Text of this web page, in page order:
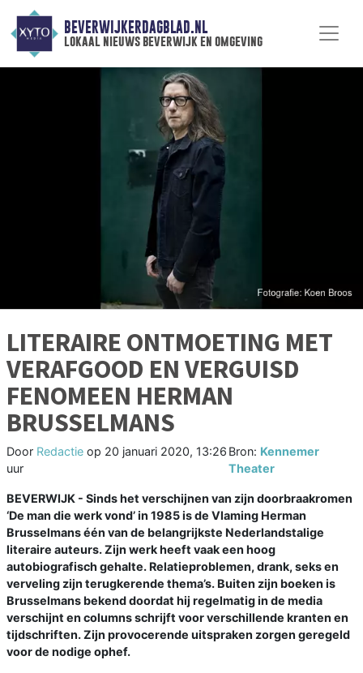
BEVERWIJKERDAGBLAD.NL
lokaal nieuws beverwijk en omgeving
LITERAIRE ONTMOETING MET
VERAFGOOD EN VERGUISD
FENOMEEN HERMAN
BRUSSELMANS
Door Redactie op 20 januari 2020, 13:26
uur
Bron: Kennemer
Theater
BEVERWIJK - Sinds het verschijnen van zijn doorbraakromen
‘De man die werk vond’ in 1985 is de Vlaming Herman
Brusselmans één van de belangrijkste Nederlandstalige
literaire auteurs. Zijn werk heeft vaak een hoog
autobiografisch gehalte. Relatieproblemen, drank, seks en
verveling zijn terugkerende thema’s. Buiten zijn boeken is
Brusselmans bekend doordat hij regelmatig in de media
verschijnt en columns schrijft voor verschillende kranten en
tijdschriften. Zijn provocerende uitspraken zorgen geregeld
voor de nodige ophef.